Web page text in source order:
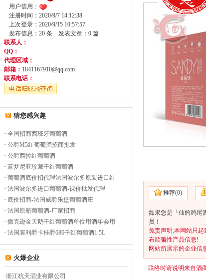
用户信用：
注册时间：2020/9/7 14:12:38
上次登录：2020/9/15 10:57:57
发布信息：20 条 发表文章：0 篇
联系人：
QQ：
代理区域：
邮箱： 1841167910@qq.com
联系电话：
猜您感兴趣
· 全国招商西班牙葡萄酒
· 公爵M5红葡萄酒招商批发
· 公爵西拉红葡萄酒
· 蓝梦尼亚珍藏干红葡萄酒
· 葡萄酒底价招代理法国波尔多原装进口红
· 法国波尔多进口葡萄酒-裸价批发代理
· 底价招商-法国威爵乐堡葡萄酒庄
· 法国原瓶葡萄酒-厂家招商
· 撒克逊金天鹅干红葡萄酒单位用酒年会用
· 法国宾利爵卡桂爵686干红葡萄酒1.5L
火爆企业
·浙江杭天酒业有限公司
推荐(0)
如果您是「仙的鸡尾
员！
免责声明:本网站只
布欺骗性产品信息!
网站所展示的企业信
联络时请说明来自酒